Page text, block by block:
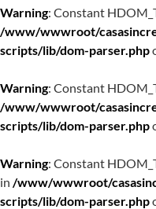
Warning: Constant
/www/wwwroot/
scripts/lib/dom-parser.php
Warning: Constant
/www/wwwroot/
scripts/lib/dom-parser.php
Warning: Constant
in /www/wwwroot/
scripts/lib/dom-parser.php